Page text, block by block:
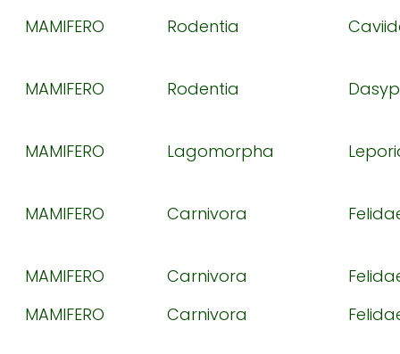
MAMIFERO Rodentia
MAMIFERO Rodentia
MAMIFERO Lagomorpha
MAMIFERO Carnivora
MAMIFERO Carnivora
MAMIFERO
Carnivora